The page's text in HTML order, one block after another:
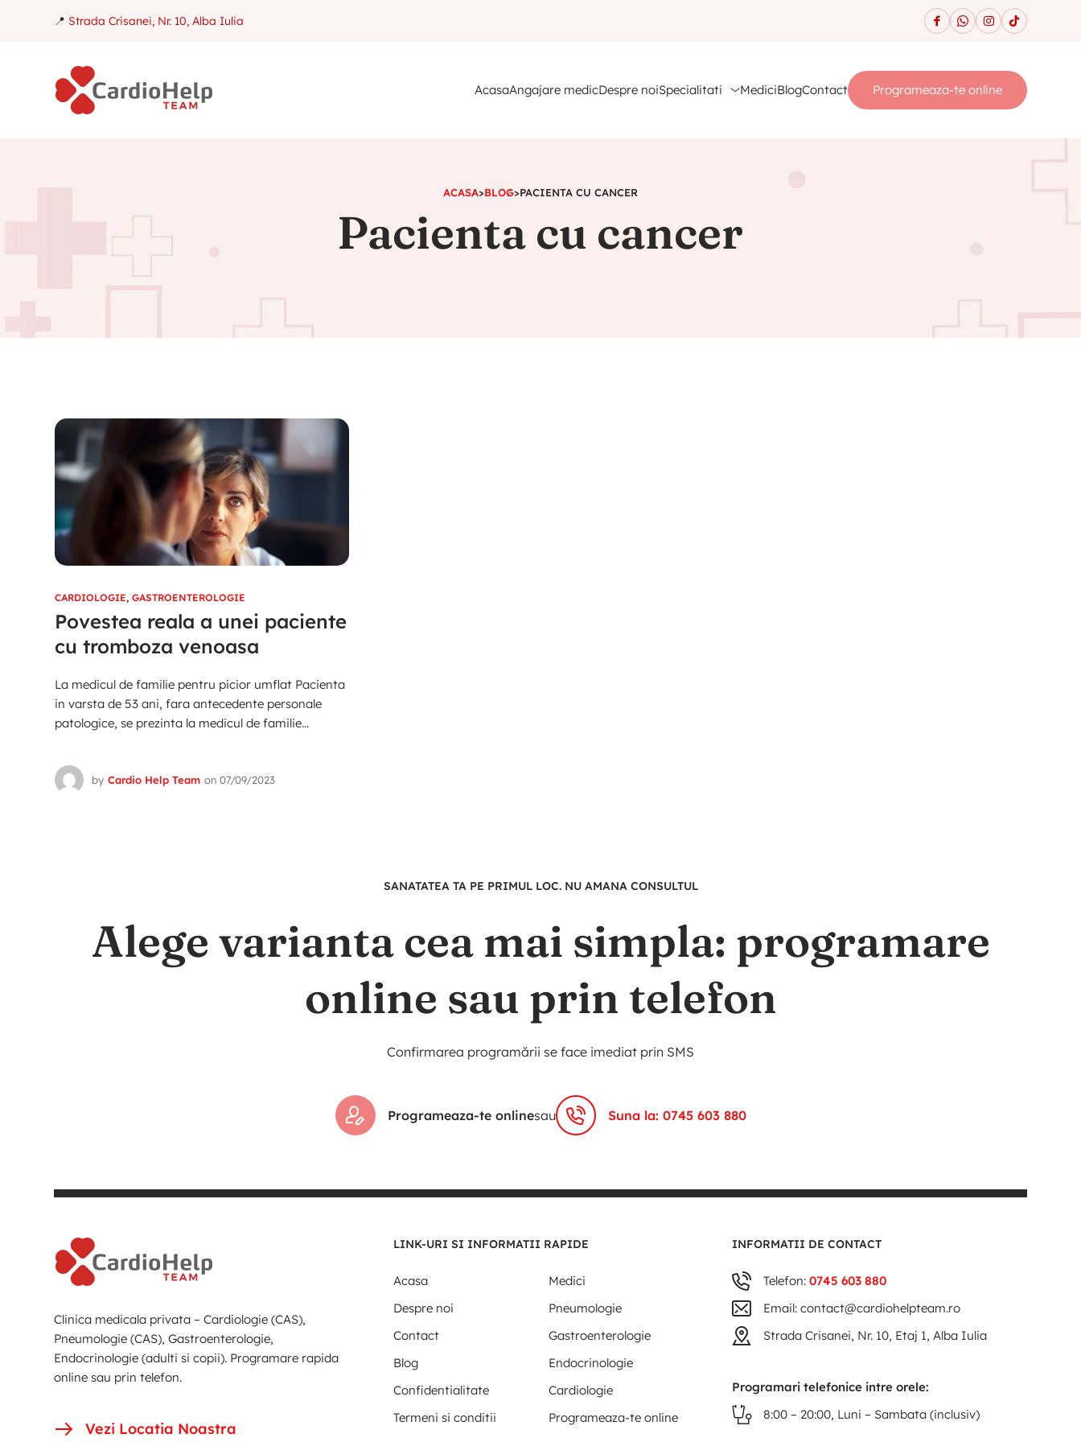
📍 Strada Crisanei, Nr. 10, Alba Iulia
AcasaAngajare medicDespre noiSpecialitati MediciBlogContact Programeaza-te online
ACASA>BLOG>PACIENTA CU CANCER
Pacienta cu cancer
CARDIOLOGIE, GASTROENTEROLOGIE
Povestea reala a unei paciente
cu tromboza venoasa
La medicul de familie pentru picior umflat Pacienta
in varsta de 53 ani, fara antecedente personale
patologice, se prezinta la medicul de familie...
by Cardio Help Team on 07/09/2023
SANATATEA TA PE PRIMUL LOC. NU AMANA CONSULTUL
Alege varianta cea mai simpla: programare
online sau prin telefon
Confirmarea programării se face imediat prin SMS
Programeaza-te onlinesau Suna la: 0745 603 880
Clinica medicala privata – Cardiologie (CAS),
Pneumologie (CAS), Gastroenterologie,
Endocrinologie (adulti si copii). Programare rapida
online sau prin telefon.
Vezi Locatia Noastra
LINK-URI SI INFORMATII RAPIDE
Acasa
Medici
Despre noi
Pneumologie
Contact
Gastroenterologie
Blog
Endocrinologie
Confidentialitate
Cardiologie
Termeni si conditii
Programeaza-te online
INFORMATII DE CONTACT
Telefon:0745 603 880
Email: contact@cardiohelpteam.ro
Strada Crisanei, Nr. 10, Etaj 1, Alba Iulia
Programari telefonice intre orele:
8:00 – 20:00, Luni – Sambata (inclusiv)